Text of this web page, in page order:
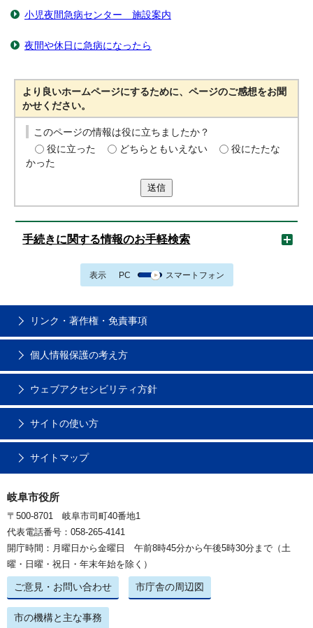
小児夜間急病センター 施設案内
夜間や休日に急病になったら
より良いホームページにするために、ページのご感想をお聞
かせください。
このページの情報は役に立ちましたか？
役に立った
どちらともいえない
役にたたな
かった
送信
手続きに関する情報のお手軽検索
表示 PC スマートフォン
リンク・著作権・免責事項
個人情報保護の考え方
ウェブアクセシビリティ方針
サイトの使い方
サイトマップ
岐阜市役所
〒500-8701 岐阜市司町40番地1
代表電話番号：058-265-4141
開庁時間：月曜日から金曜日 午前8時45分から午後5時30分まで（土
曜・日曜・祝日・年末年始を除く）
ご意見・お問い合わせ 市庁舎の周辺図
市の機構と主な事務